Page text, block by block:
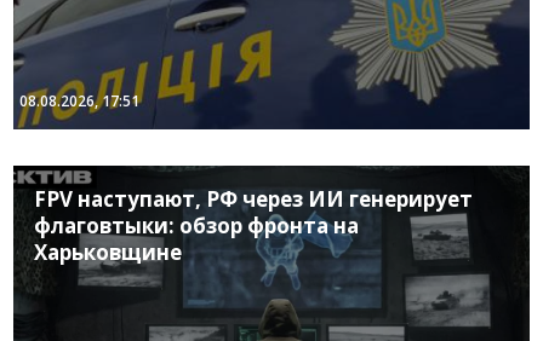
08.08.2026, 17:51
FPV наступают, РФ через ИИ генерирует
флаговтыки: обзор фронта на
Харьковщине